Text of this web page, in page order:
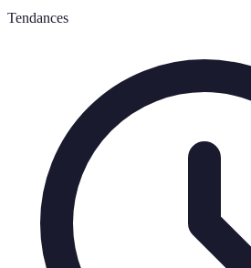
Tendances